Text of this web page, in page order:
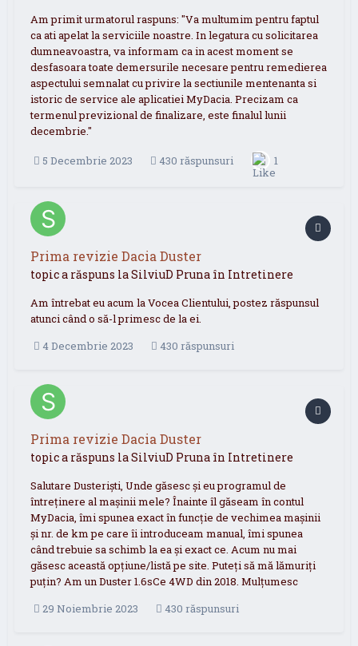
Am primit urmatorul raspuns: "Va multumim pentru faptul
ca ati apelat la serviciile noastre. In legatura cu solicitarea
dumneavoastra, va informam ca in acest moment se
desfasoara toate demersurile necesare pentru remedierea
aspectului semnalat cu privire la sectiunile mentenanta si
istoric de service ale aplicatiei MyDacia. Precizam ca
termenul previzional de finalizare, este finalul lunii
decembrie."
5 Decembrie 2023 430 răspunsuri 1
Prima revizie Dacia Duster
topic a răspuns laSilviuD Pruna în Intretinere
Am întrebat eu acum la Vocea Clientului, postez răspunsul
atunci când o să-l primesc de la ei.
4 Decembrie 2023
430 răspunsuri
Prima revizie Dacia Duster
topic a răspuns laSilviuD Pruna în Intretinere
Salutare Dusteriști, Unde găsesc și eu programul de
întreținere al mașinii mele? Înainte îl găseam în contul
MyDacia, îmi spunea exact în funcție de vechimea mașinii
și nr. de km pe care îi introduceam manual, îmi spunea
când trebuie sa schimb la ea și exact ce. Acum nu mai
găsesc această opțiune/listă pe site. Puteți să mă lămuriți
puțin? Am un Duster 1.6sCe 4WD din 2018. Mulțumesc
29 Noiembrie 2023
430 răspunsuri